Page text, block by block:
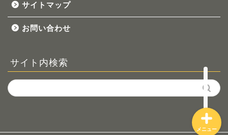
サイトマップ
お問い合わせ
サイト内検索
メニュー